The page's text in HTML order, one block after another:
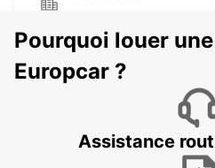
OLTEN - SWITZERLAND
SOLOTHURN-ZUCHWIL
Pourquoi louer
Europcar ?
Assistance